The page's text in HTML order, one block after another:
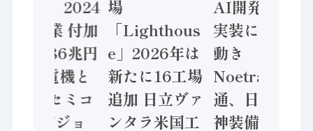
計結果」2024
年製造業 付加
価値額86兆円
/ 三菱電機と
ソニーセミコ
ン AIビジョ
場
「Lighthous
e」2026年は
新たに16工場
追加 日立ヴァ
ンタラ米国工
AI開発や社会
実装に活発な
動き
Noetra、富士
通、日立 / 兵
神装備 ×